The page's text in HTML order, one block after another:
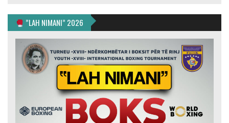
”LAH NIMANI” 2026